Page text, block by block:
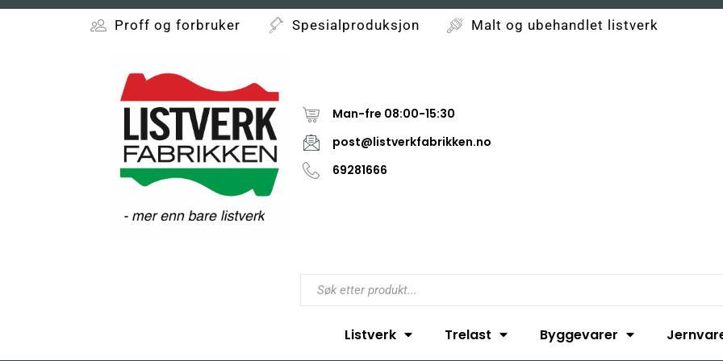
Proff og forbruker Spesialproduksjon Malt og ubehandlet listverk
Man-fre 08:00-15:30
post@listverkfabrikken.no
69281666
Listverk Trelast Byggevarer